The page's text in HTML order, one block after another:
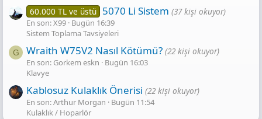
60.000 TL ve üstü 5070 Li Sistem (37 kişi okuyor)
En son: X99 Bugün 16:39
Sistem Toplama Tavsiyeleri
G Wraith W75V2 Nasıl Kötümü? (22 kişi okuyor)
En son: Gorkem eskn
Bugün 16:03
Klavye
Kablosuz Kulaklık Önerisi (22 kişi okuyor)
En son: Arthur Morgan
Bugün 11:54
Kulaklık / Hoparlör